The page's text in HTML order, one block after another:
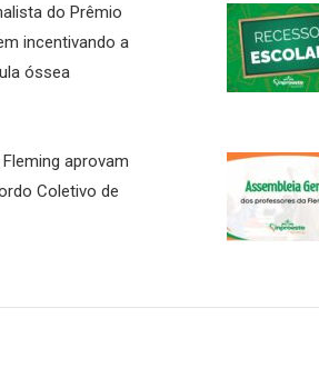
do Prêmio
incentivando a
óssea
aprovam
Coletivo de